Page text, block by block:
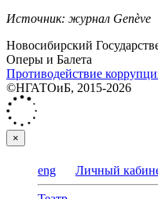
Источник: журнал Genève
Новосибирский
Оперы и Балета
Противодействие
©НГАТОиБ, 2015-2026
×
eng Личный